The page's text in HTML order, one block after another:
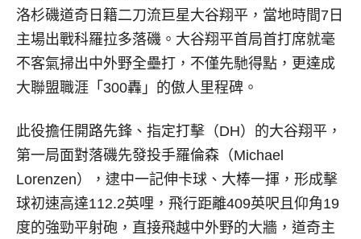
洛杉磯道奇日籍二刀流巨星大谷翔平，當地時間7日
主場出戰科羅拉多落磯。大谷翔平首局首打席就毫
不客氣掃出中外野全壘打，不僅先馳得點，更達成
大聯盟職涯「300轟」的傲人里程碑。
此役擔任開路先鋒、指定打擊（DH）的大谷翔平，
第一局面對落磯先發投手羅倫森（Michael
Lorenzen），逮中一記伸卡球、大棒一揮，形成擊
球初速高達112.2英哩，飛行距離409英呎且仰角19
度的強勁平射砲，直接飛越中外野的大牆，道奇主